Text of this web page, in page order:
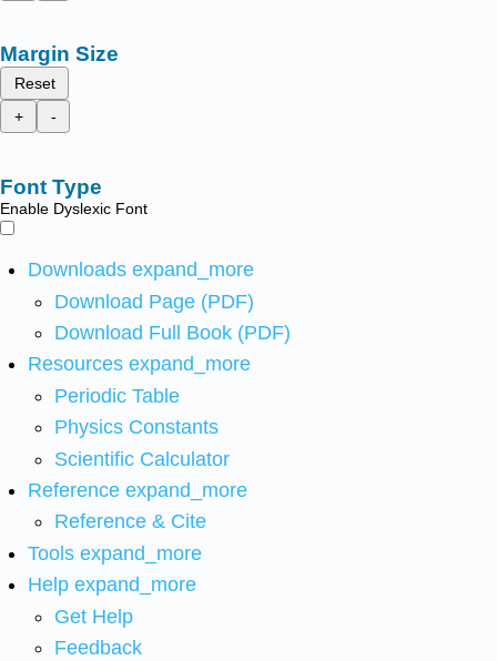
Margin Size
Reset
+
-
Font Type
Enable Dyslexic Font
Downloads expand_more
Download Page (PDF)
Download Full Book (PDF)
Resources expand_more
Periodic Table
Physics Constants
Scientific Calculator
Reference expand_more
Reference & Cite
Tools expand_more
Help expand_more
Get Help
Feedback